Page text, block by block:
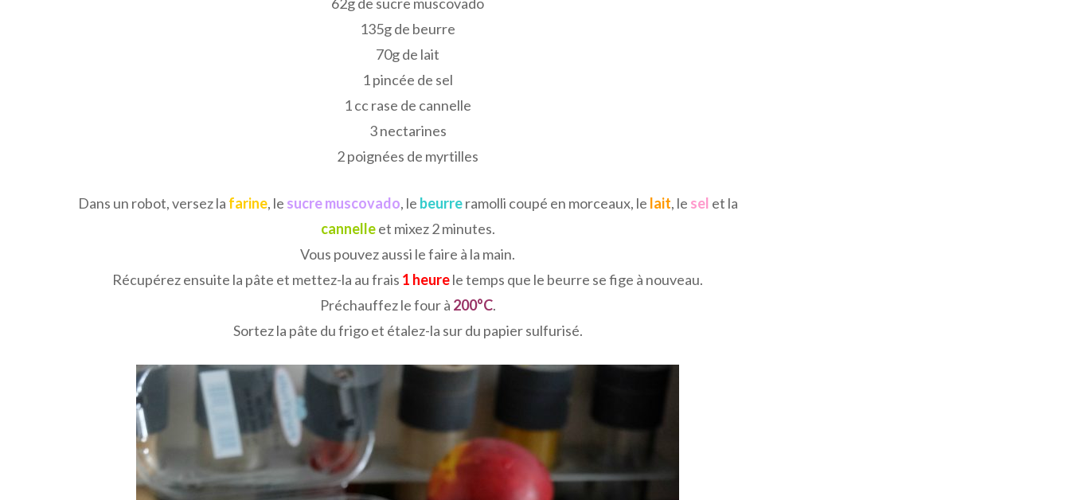
135g de beurre
70g de lait
1 pincée de sel
1 cc rase de cannelle
3 nectarines
2 poignées de myrtilles
Dans un robot, versez la farine, le sucre muscovado, le beurreramolli coupé en morceaux, le lait, le sel et la
cannelleet mixez 2 minutes.
Vous pouvez aussi le faire à la main.
Récupérez ensuite la pâte et mettez-la au frais 1 heurele temps que le beurre se fige à nouveau.
Préchauffez le four à 200°C.
Sortez la pâte du frigo et étalez-la sur du papier sulfurisé.